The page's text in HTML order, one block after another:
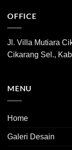
OFFICE
Jl. Villa Mutiara
Cikarang Sel.,
MENU
Home
Galeri Desain